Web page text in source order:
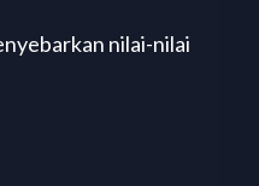
nilai-nilai